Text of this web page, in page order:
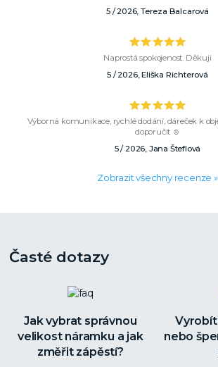
5 / 2026, Tereza Balcarová
Naprostá spokojenost. Děkuji
5 / 2026, Eliška Richterová
Výborná komunikace, rychlé dodání, dáreček k
doporučit ☺️
5 / 2026, Jana Šteflová
Zobrazit všechny recenze »
Časté dotazy
Jak vybrat správnou
velikost náramku a jak
změřit zápěstí?
nebo